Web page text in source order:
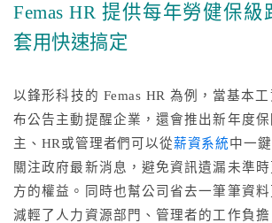
Femas HR 提供每年勞健保
套用快速搞定
以鋒形科技的 Femas HR 為例，當基本
布公告主動提醒企業，還會推出新年度
主、HR或管理者們可以從薪資系統中一
關注政府最新消息，避免資訊遺漏未準
方的權益。同時也幫公司省去一筆筆資
減輕了人力資源部門、管理者的工作負